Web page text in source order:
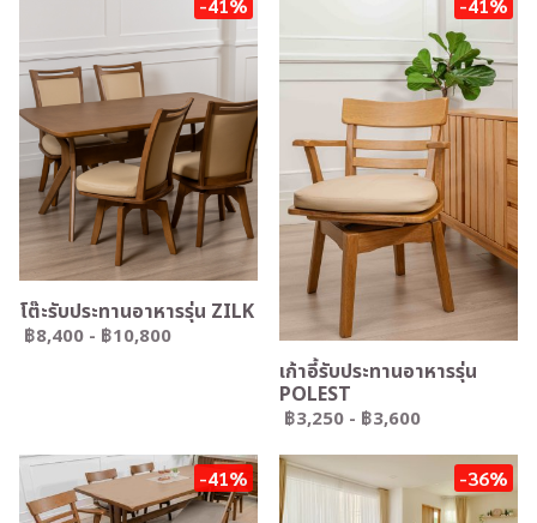
-41%
โต๊ะรับประทานอาหารรุ่น ZILK
฿8,400 - ฿10,800
-41%
เก้าอี้รับประทานอาหารรุ่น
POLEST
฿3,250 - ฿3,600
-41% -36%